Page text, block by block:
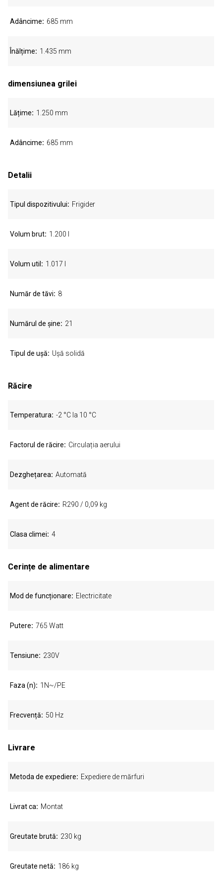
Adâncime 685 mm
Înălțime 1.435 mm
dimensiunea grilei
Lățime 1.250 mm
Adâncime 685 mm
Detalii
Tipul dispozitivului Frigider
Volum brut 1.200 l
Volum util 1.017 l
Număr de tăvi 8
Numărul de șine 21
Tipul de ușă Ușă solidă
Răcire
Temperatura -2 °C la 10 °C
Factorul de răcire Circulația aerului
Dezghețarea Automată
Agent de răcire R290 / 0,09 kg
Clasa climei 4
Cerințe de alimentare
Mod de funcționare Electricitate
Putere 765 Watt
Tensiune 230V
Faza (n) 1N~/PE
Frecvență 50 Hz
Livrare
Metoda de expediere Expediere de mărfuri
Livrat ca Montat
Greutate brută 230 kg
Greutate netă 186 kg